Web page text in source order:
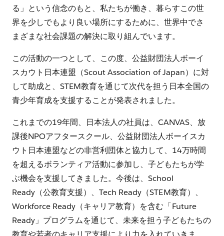
る」という信念のもと、私たちが働き、暮らすこの世
界を少しでもより良い場所にするために、世界中でさ
まざまな社会課題の解決に取り組んでいます。
この活動の一つとして、この度、公益財団法人ボーイ
スカウト日本連盟（Scout Association of Japan）に対
して助成と、STEM教育を通じて次代を担う日本全国の
青少年育成を支援することが発表されました。
これまでの19年間、日本法人の社員は、CANVAS、放
課後NPOアフタースクール、公益財団法人ボーイスカ
ウト日本連盟などの非営利団体と協力して、14万時間
を超えるボランティア活動に参加し、子どもたちが学
ぶ機会を支援してきました。今後は、School
Ready（公教育支援）、Tech Ready（STEM教育）、
Workforce Ready（キャリア教育）を含む「Future
Ready」プログラムを通じて、未来を担う子どもたちの